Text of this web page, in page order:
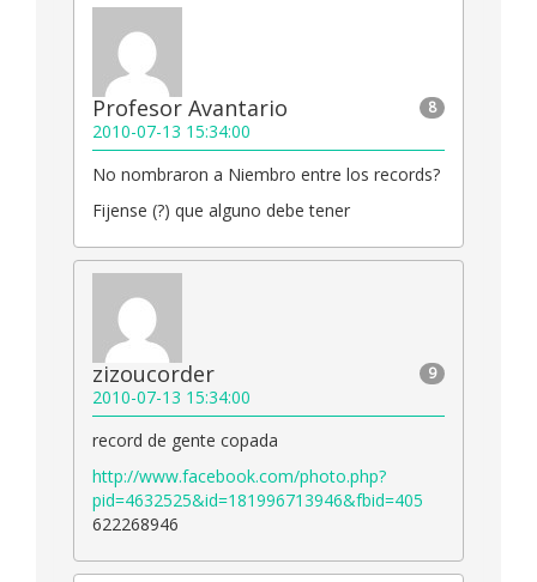
8
Profesor Avantario
2010-07-13 15:34:00
No nombraron a Niembro entre los records?
Fijense (?) que alguno debe tener
9
zizoucorder
2010-07-13 15:34:00
record de gente copada
http://www.facebook.com/photo.php?
pid=4632525&id=181996713946&fbid=405
622268946